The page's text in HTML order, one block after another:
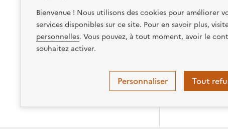
Bienvenue ! Nous utilisons des cookies pour améliorer
services disponibles sur ce site. Pour en savoir plus,
personnelles. Vous pouvez, à tout moment, avoir le
souhaitez activer.
Tout
Personnaliser